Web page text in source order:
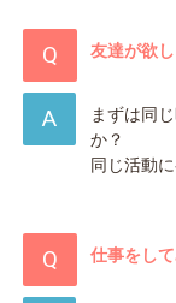
友達が欲
まずは同
か？
同じ活動
仕事をし